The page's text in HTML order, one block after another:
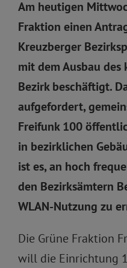
Am heutigen
Fraktion einen
Kreuzberger
mit dem Ausbau
Bezirk beschäftigt.
aufgefordert,
Freifunk 100
in bezirklichen
ist es, an hoch
den Bezirksämtern
WLAN-Nutzung zu
Die Grüne Fraktion
will die Einrichtung